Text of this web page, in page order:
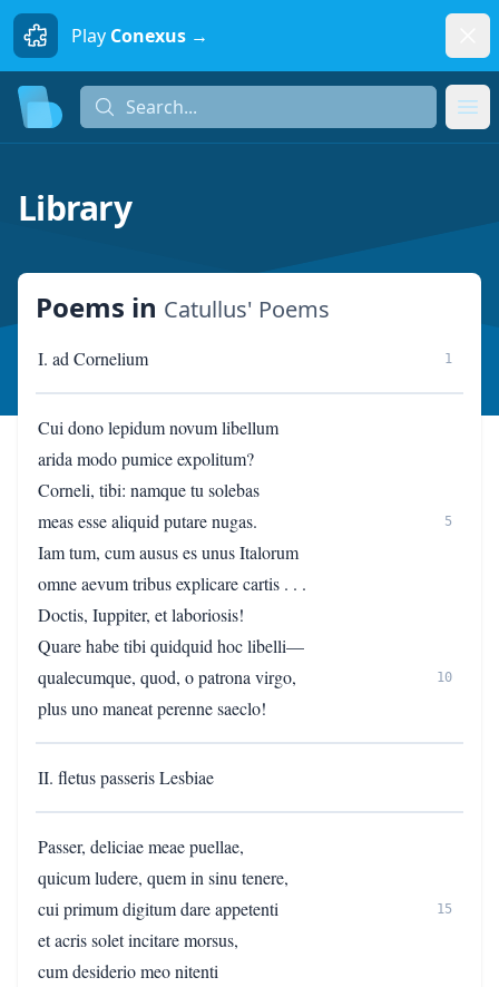
Play Conexus →
Search...
Library
Poems in Catullus' Poems
I. ad Cornelium 1
Cui dono lepidum novum libellum
arida modo pumice expolitum?
Corneli, tibi: namque tu solebas
meas esse aliquid putare nugas.
5
Iam tum, cum ausus es unus Italorum
omne aevum tribus explicare cartis . . .
Doctis, Iuppiter, et laboriosis!
Quare habe tibi quidquid hoc libelli—
qualecumque, quod, o patrona virgo,
10
plus uno maneat perenne saeclo!
II. fletus passeris Lesbiae
Passer, deliciae meae puellae,
quicum ludere, quem in sinu tenere,
cui primum digitum dare appetenti
15
et acris solet incitare morsus,
cum desiderio meo nitenti